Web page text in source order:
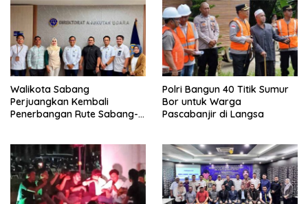
Walikota Sabang
Perjuangkan Kembali
Penerbangan Rute Sabang-
Polri Bangun 40 Titik Sumur
Bor untuk Warga
Pascabanjir di Langsa